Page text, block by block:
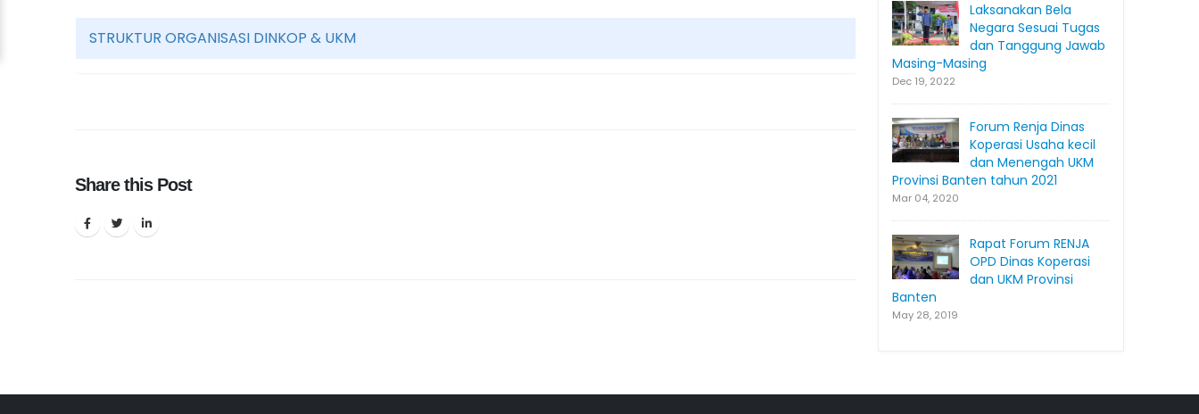
STRUKTUR ORGANISASI DINKOP & UKM
Share this Post
Laksanakan Bela
Negara Sesuai Tugas
dan Tanggung Jawab
Masing-Masing
Dec 19, 2022
Forum Renja Dinas
Koperasi Usaha kecil
dan Menengah UKM
Provinsi Banten tahun 2021
Mar 04, 2020
Rapat Forum RENJA
OPD Dinas Koperasi
dan UKM Provinsi
Banten
May 28, 2019